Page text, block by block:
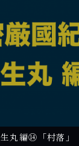
丸編⑭「村落」